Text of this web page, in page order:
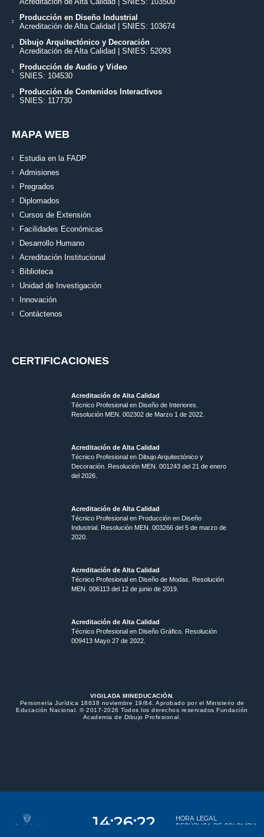
Producción en Diseño Industrial
Acreditación de Alta Calidad | SNIES: 103674
Dibujo Arquitectónico y Decoración
Acreditación de Alta Calidad | SNIES: 52093
Producción de Audio y Video
SNIES: 104530
Producción de Contenidos Interactivos
SNIES: 117730
MAPA WEB
Estudia en la FADP
Admisiones
Pregrados
Diplomados
Cursos de Extensión
Facilidades Económicas
Desarrollo Humano
Acreditación Institucional
Biblioteca
Unidad de Investigación
Innovación
Contáctenos
CERTIFICACIONES
Acreditación de Alta Calidad
Técnico Profesional en Diseño de Interiores.
Resolución MEN. 002302 de Marzo 1 de 2022.
Acreditación de Alta Calidad
Técnico Profesional en Dibujo Arquitectónico y
Decoración. Resolución MEN. 001243 del 21 de enero
del 2026.
Acreditación de Alta Calidad
Técnico Profesional en Producción en Diseño
Industrial. Resolución MEN. 003266 del 5 de marzo de
2020.
Acreditación de Alta Calidad
Técnico Profesional en Diseño de Modas. Resolución
MEN. 006113 del 12 de junio de 2019.
Acreditación de Alta Calidad
Técnico Profesional en Diseño Gráfico. Resolución
009413 Mayo 27 de 2022.
VIGILADA MINEDUCACIÓN.
Personería Jurídica 18638 noviembre 19/84. Aprobado por el Ministerio de
Educación Nacional. © 2017-2026 Todos los derechos reservados Fundación
Academia de Dibujo Profesional.